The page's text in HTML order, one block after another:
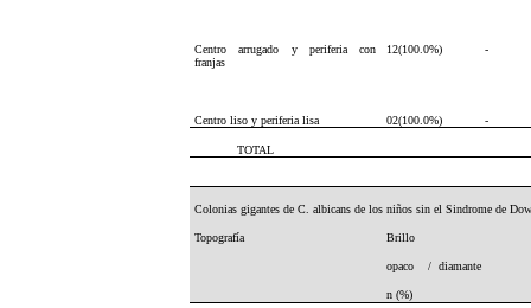
Centro arrugado y periferia con
franjas
12(100.0%) -
Centro liso y periferia lisa 02(100.0%) -
TOTAL
Colonias gigantes de C. albicans de los niños sin el Sindrome de
Topografía Brillo
opaco / diamante
n (%)